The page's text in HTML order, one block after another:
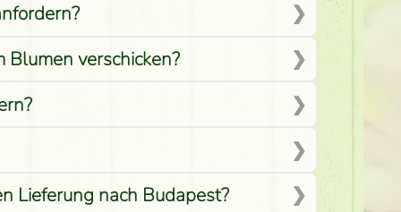
verschicken?
Lieferung nach Budapest?